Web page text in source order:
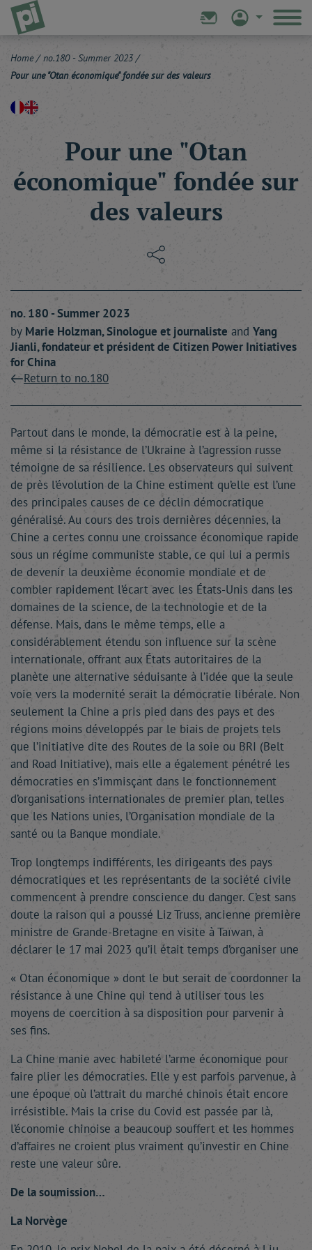
Home / no.180 - Summer 2023/
Pour une "Otan économique" fondée sur des valeurs
Pour une "Otan
économique" fondée sur
des valeurs
no. 180 - Summer 2023
by Marie Holzman, Sinologue et journaliste and Yang
Jianli, fondateur et président de Citizen Power Initiatives
for China
Return to no.180
Partout dans le monde, la démocratie est à la peine,
même si la résistance de l’Ukraine à l’agression russe
témoigne de sa résilience. Les observateurs qui suivent
de près l’évolution de la Chine estiment qu’elle est l’une
des principales causes de ce déclin démocratique
généralisé. Au cours des trois dernières décennies, la
Chine a certes connu une croissance économique rapide
sous un régime communiste stable, ce qui lui a permis
de devenir la deuxième économie mondiale et de
combler rapidement l’écart avec les États-Unis dans les
domaines de la science, de la technologie et de la
défense. Mais, dans le même temps, elle a
considérablement étendu son influence sur la scène
internationale, offrant aux États autoritaires de la
planète une alternative séduisante à l’idée que la seule
voie vers la modernité serait la démocratie libérale. Non
seulement la Chine a pris pied dans des pays et des
régions moins développés par le biais de projets tels
que l’initiative dite des Routes de la soie ou BRI (Belt
and Road Initiative), mais elle a également pénétré les
démocraties en s’immisçant dans le fonctionnement
d’organisations internationales de premier plan, telles
que les Nations unies, l’Organisation mondiale de la
santé ou la Banque mondiale.
Trop longtemps indifférents, les dirigeants des pays
démocratiques et les représentants de la société civile
commencent à prendre conscience du danger. C’est sans
doute la raison qui a poussé Liz Truss, ancienne première
ministre de Grande-Bretagne en visite à Taïwan, à
déclarer le 17 mai 2023 qu’il était temps d’organiser une
« Otan économique » dont le but serait de coordonner la
résistance à une Chine qui tend à utiliser tous les
moyens de coercition à sa disposition pour parvenir à
ses fins.
La Chine manie avec habileté l’arme économique pour
faire plier les démocraties. Elle y est parfois parvenue, à
une époque où l’attrait du marché chinois était encore
irrésistible. Mais la crise du Covid est passée par là,
l’économie chinoise a beaucoup souffert et les hommes
d’affaires ne croient plus vraiment qu’investir en Chine
reste une valeur sûre.
De la soumission…
La Norvège